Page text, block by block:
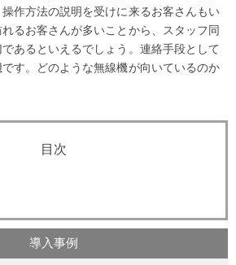
作方法の説明を受けに来るお客さんもい
るお客さんが多いことから、スタッフ同
あるといえるでしょう。連絡手段として
す。どのような無線機が向いているのか
導入事例